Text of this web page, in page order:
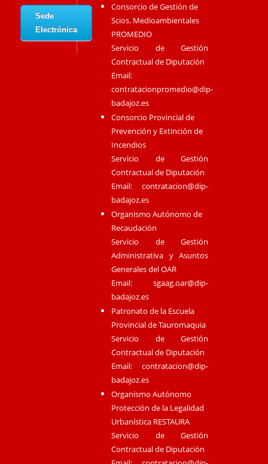
Sede
Electrónica
Consorcio de Gestión de
Scios. Medioambientales
PROMEDIO
Servicio de Gestión
Contractual de Diputación
Email:
contratacionpromedio@dip-
badajoz.es
Consorcio Provincial de
Prevención y Extinción de
Incendios
Servicio de Gestión
Contractual de Diputación
Email:contratacion@dip-
badajoz.es
Organismo Autónomo de
Recaudación
Servicio de Gestión
Administrativa y Asuntos
Generales del OAR
Email:sgaag.oar@dip-
badajoz.es
Patronato de la Escuela
Provincial de Tauromaquia
Servicio de Gestión
Contractual de Diputación
Email:contratacion@dip-
badajoz.es
Organismo Autónomo
Protección de la Legalidad
Urbanística RESTAURA
Servicio de Gestión
Contractual de Diputación